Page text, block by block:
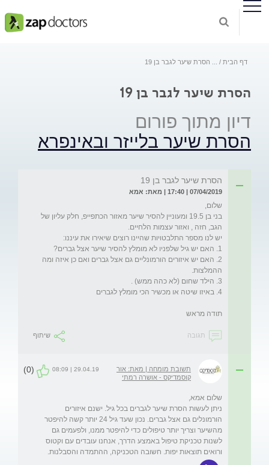
דף הבית הסרת שיער לגבר בן 19
הסרת שיער לגבר בן 19
דיון מתוך פורום
הסרת שיער בלייזר ובאינפרא
הסרת שיער לגבר בן 19
07/04/2019 | 17:40 | מאת: אמא
בני בן 19.5 ומעוניין להסיר שיער מאזור הכתפייפ, חלק עליון של
2. האם יש איזורים הורמונליים גם אצל גברים ואם כן איזה ומה
תודה מראש
תגובה שיתוף
תשובת מומחה | מאת: אור
קוסמדיקס - אושרה רמתי
29.04.19 | 08:09
(0)
ניתן לעשות הסרת שיער לגברים בכל גיל. ישנם איזורים
הורמונלים גם אצל גברים. נכון שעד גיל 24 יותר קשה להיפטר
מהשיער וצריך יותר טיפולים כדי להיפטר ממנו, ולפעמים גם
לשנות טכניקת טיפול באמצע הדרך, אנחנו עובדים עם וקטוס
ורואים תוצאות יפות. חשובה הטכניקה, ההתמדה והסבלנות.